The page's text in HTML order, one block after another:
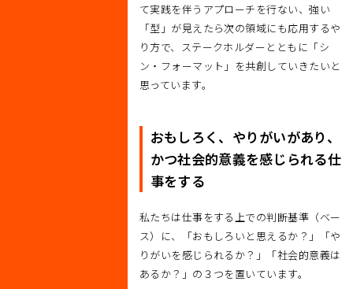
て実践を伴うアプローチを行ない、強い
「型」が見えたら次の領域にも応用するや
り方で、ステークホルダーとともに「シ
ン・フォーマット」を共創していきたいと
思っています。
おもしろく、やりがいがあり、
かつ社会的意義を感じられる仕
事をする
私たちは仕事をする上での判断基準（ベー
ス）に、「おもしろいと思えるか？」「や
りがいを感じられるか？」「社会的意義は
あるか？」の３つを置いています。